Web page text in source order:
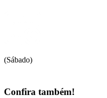
(Sábado)
Confira também!